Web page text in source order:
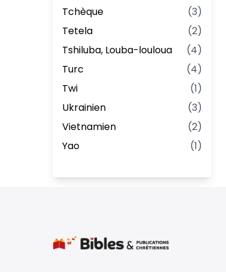
Tchèque
(3)
Tetela
(2)
Tshiluba, Louba-louloua
(4)
Turc
(4)
Twi
(1)
Ukrainien
(3)
Vietnamien
(2)
Yao
(1)